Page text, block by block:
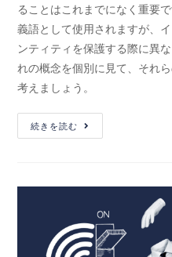
ることはこれまでになく重要
義語として使用されますが、
ンティティを保護する際に異
れの概念を個別に見て、それ
考えましょう。
続きを読む